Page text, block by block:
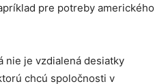
pre potreby amerického
nie je vzdialená desiatky
chcú spoločnosti v